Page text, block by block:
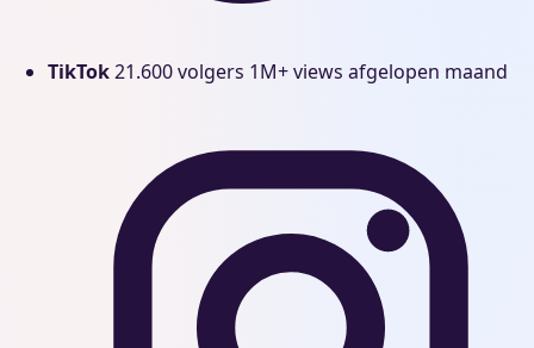
TikTok21.600 volgers 1M+ views afgelopen maand